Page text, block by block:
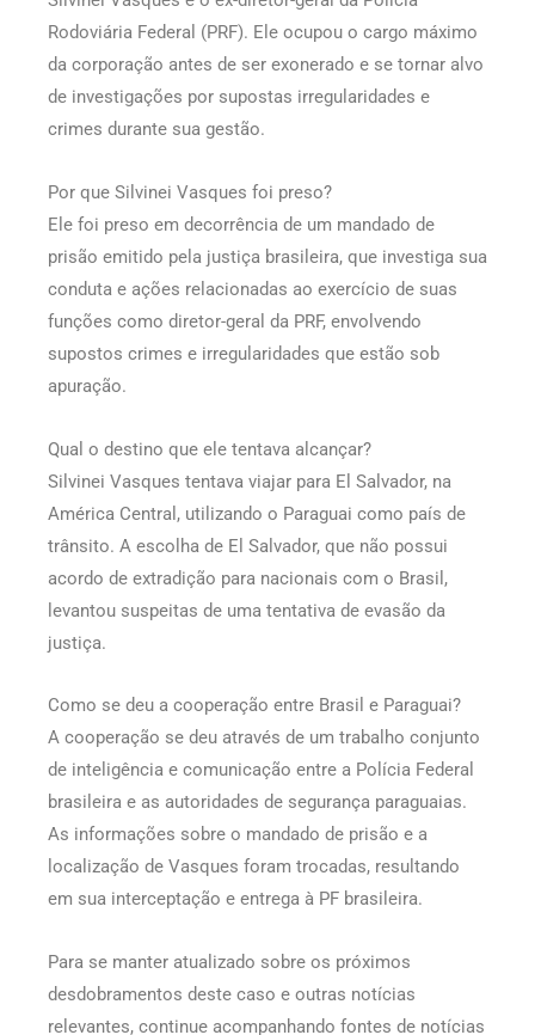
Rodoviária Federal (PRF). Ele ocupou o cargo máximo
da corporação antes de ser exonerado e se tornar alvo
de investigações por supostas irregularidades e
crimes durante sua gestão.
Por que Silvinei Vasques foi preso?
Ele foi preso em decorrência de um mandado de
prisão emitido pela justiça brasileira, que investiga sua
conduta e ações relacionadas ao exercício de suas
funções como diretor-geral da PRF, envolvendo
supostos crimes e irregularidades que estão sob
apuração.
Qual o destino que ele tentava alcançar?
Silvinei Vasques tentava viajar para El Salvador, na
América Central, utilizando o Paraguai como país de
trânsito. A escolha de El Salvador, que não possui
acordo de extradição para nacionais com o Brasil,
levantou suspeitas de uma tentativa de evasão da
justiça.
Como se deu a cooperação entre Brasil e Paraguai?
A cooperação se deu através de um trabalho conjunto
de inteligência e comunicação entre a Polícia Federal
brasileira e as autoridades de segurança paraguaias.
As informações sobre o mandado de prisão e a
localização de Vasques foram trocadas, resultando
em sua interceptação e entrega à PF brasileira.
Para se manter atualizado sobre os próximos
desdobramentos deste caso e outras notícias
relevantes, continue acompanhando fontes de notícias